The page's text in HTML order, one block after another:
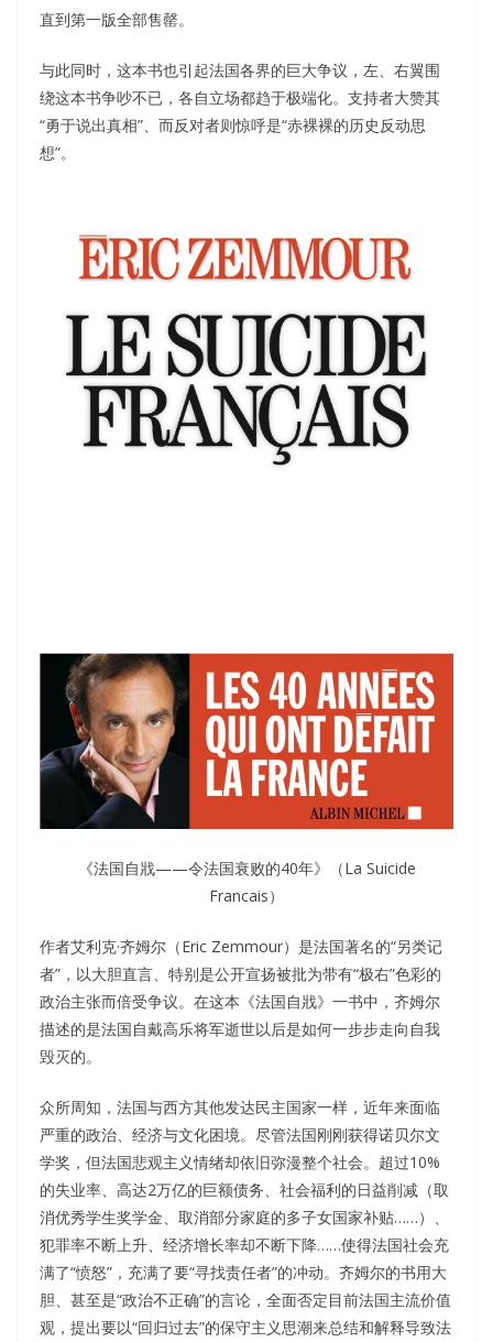
直到第一版全部售罄。
与此同时，这本书也引起法国各界的巨大争议，左、右翼围
绕这本书争吵不已，各自立场都趋于极端化。支持者大赞其
“勇于说出真相”、而反对者则惊呼是“赤裸裸的历史反动思
想”。
《法国自戕——令法国衰败的40年》（La Suicide
Francais）
作者艾利克·齐姆尔（Eric Zemmour）是法国著名的“另类记
者”，以大胆直言、特别是公开宣扬被批为带有“极右”色彩的
政治主张而倍受争议。在这本《法国自戕》一书中，齐姆尔
描述的是法国自戴高乐将军逝世以后是如何一步步走向自我
毁灭的。
众所周知，法国与西方其他发达民主国家一样，近年来面临
严重的政治、经济与文化困境。尽管法国刚刚获得诺贝尔文
学奖，但法国悲观主义情绪却依旧弥漫整个社会。超过10%
的失业率、高达2万亿的巨额债务、社会福利的日益削减（取
消优秀学生奖学金、取消部分家庭的多子女国家补贴……）、
犯罪率不断上升、经济增长率却不断下降……使得法国社会充
满了“愤怒”，充满了要“寻找责任者”的冲动。齐姆尔的书用大
胆、甚至是“政治不正确”的言论，全面否定目前法国主流价值
观，提出要以“回归过去”的保守主义思潮来总结和解释导致法